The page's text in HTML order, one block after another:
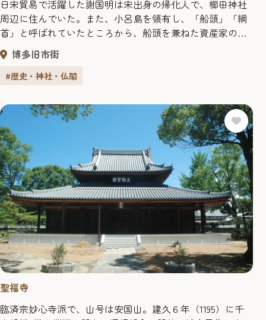
日宋貿易で活躍した謝国明は宋出身の帰化人で、櫛田神社
周辺に住んでいた。また、小呂島を領有し、「船頭」「綱
首」と呼ばれていたところから、船頭を兼ねた資産家の商
人だったとみられる。仁治3年（1242年）に承天寺を創建
し、宋から帰国した聖一国師（円爾弁円）を迎え開山し
た。御笠橋手前、クスノキの大木の梢の下に、謝国明の墓
博多旧市街
#歴史・神社・仏閣
聖福寺
臨済宗妙心寺派で、山号は安国山。建久６年（1195）に千